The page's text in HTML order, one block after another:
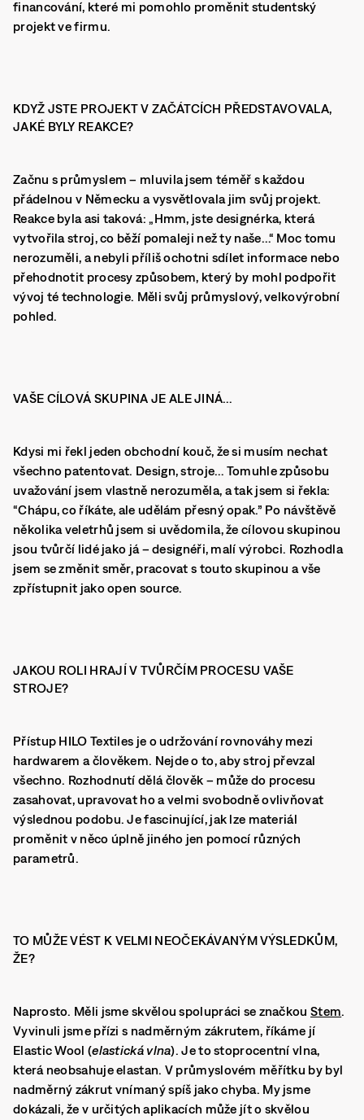
financování, které mi pomohlo proměnit studentský
projekt ve firmu.
KDYŽ JSTE PROJEKT V ZAČÁTCÍCH PŘEDSTAVOVALA,
JAKÉ BYLY REAKCE?
Začnu s průmyslem – mluvila jsem téměř s každou
přádelnou v Německu a vysvětlovala jim svůj projekt.
Reakce byla asi taková: „Hmm, jste designérka, která
vytvořila stroj, co běží pomaleji než ty naše…“ Moc tomu
nerozuměli, a nebyli příliš ochotni sdílet informace nebo
přehodnotit procesy způsobem, který by mohl podpořit
vývoj té technologie. Měli svůj průmyslový, velkovýrobní
pohled.
VAŠE CÍLOVÁ SKUPINA JE ALE JINÁ…
Kdysi mi řekl jeden obchodní kouč, že si musím nechat
všechno patentovat. Design, stroje… Tomuhle způsobu
uvažování jsem vlastně nerozuměla, a tak jsem si řekla:
“Chápu, co říkáte, ale udělám přesný opak.” Po návštěvě
několika veletrhů jsem si uvědomila, že cílovou skupinou
jsou tvůrčí lidé jako já – designéři, malí výrobci. Rozhodla
jsem se změnit směr, pracovat s touto skupinou a vše
zpřístupnit jako open source.
JAKOU ROLI HRAJÍ V TVŮRČÍM PROCESU VAŠE
STROJE?
Přístup HILO Textiles je o udržování rovnováhy mezi
hardwarem a člověkem. Nejde o to, aby stroj převzal
všechno. Rozhodnutí dělá člověk – může do procesu
zasahovat, upravovat ho a velmi svobodně ovlivňovat
výslednou podobu. Je fascinující, jak lze materiál
proměnit v něco úplně jiného jen pomocí různých
parametrů.
TO MŮŽE VÉST K VELMI NEOČEKÁVANÝM VÝSLEDKŮM,
ŽE?
Naprosto. Měli jsme skvělou spolupráci se značkou Stem.
Vyvinuli jsme přízi s nadměrným zákrutem, říkáme jí
Elastic Wool (elastická vlna). Je to stoprocentní vlna,
která neobsahuje elastan. V průmyslovém měřítku by byl
nadměrný zákrut vnímaný spíš jako chyba. My jsme
dokázali, že v určitých aplikacích může jít o skvělou